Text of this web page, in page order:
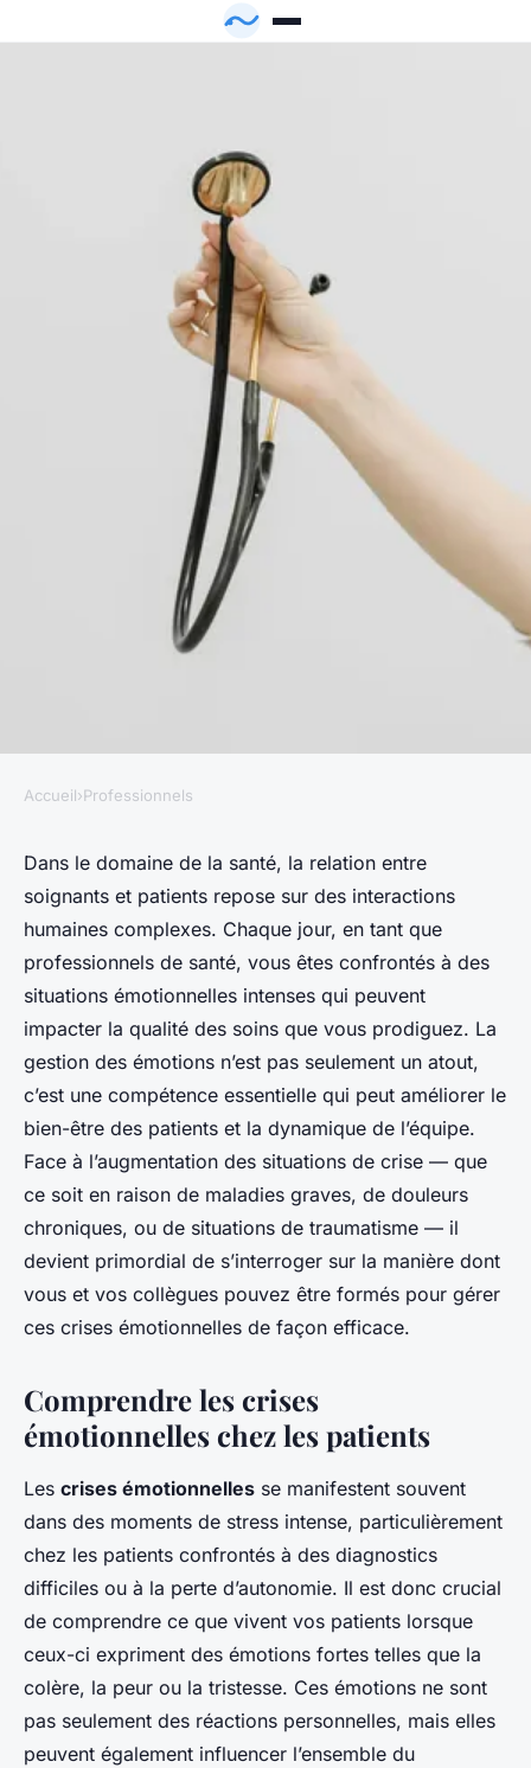
Comment former les équipes
médicales à la gestion des
crises émotionnelles chez les
patients ?
Théa•20 décembre 2024 •5 min de lecture
Accueil›Professionnels
Dans le domaine de la santé, la relation entre
soignants et patients repose sur des interactions
humaines complexes. Chaque jour, en tant que
professionnels de santé, vous êtes confrontés à des
situations émotionnelles intenses qui peuvent
impacter la qualité des soins que vous prodiguez. La
gestion des émotions n’est pas seulement un atout,
c’est une compétence essentielle qui peut améliorer le
bien-être des patients et la dynamique de l’équipe.
Face à l’augmentation des situations de crise — que
ce soit en raison de maladies graves, de douleurs
chroniques, ou de situations de traumatisme — il
devient primordial de s’interroger sur la manière dont
vous et vos collègues pouvez être formés pour gérer
ces crises émotionnelles de façon efficace.
Comprendre les crises
émotionnelles chez les patients
Les crises émotionnelles se manifestent souvent
dans des moments de stress intense, particulièrement
chez les patients confrontés à des diagnostics
difficiles ou à la perte d’autonomie. Il est donc crucial
de comprendre ce que vivent vos patients lorsque
ceux-ci expriment des émotions fortes telles que la
colère, la peur ou la tristesse. Ces émotions ne sont
pas seulement des réactions personnelles, mais elles
peuvent également influencer l’ensemble du